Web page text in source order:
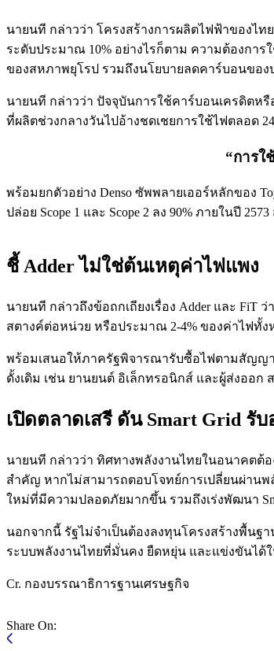
นายนที กล่าวว่า โครงสร้างการผลิตไฟฟ้าของไ
ระดับประมาณ 10% อย่างไรก็ตาม ความต้องกา
ของสหภาพยุโรป รวมถึงนโยบายลดคาร์บอนขอ
นายนที กล่าวว่า ปัจจุบันการใช้คาร์บอนเครดิตห
ที่ผลิตช่วงกลางวันไปอ้างชดเชยการใช้ไฟตลอด
“การใ
พร้อมยกตัวอย่าง Denso ซัพพลายเออร์หลักของ
ปล่อย Scope 1 และ Scope 2 ลง 90% ภายในปี
ชี้ Adder ไม่ใช่ต้นเหตุค่าไฟแพง
นายนที กล่าวถึงข้อถกเถียงเรื่อง Adder และ FiT
สตางค์ต่อหน่วย หรือประมาณ 2-4% ของค่าไฟทั้ง
พร้อมเสนอให้ภาครัฐพิจารณารับซื้อไฟตามสัญญาเ
ดั้งเดิม เช่น ยานยนต์ อิเล็กทรอนิกส์ และผู้ส่งออก
เปิดตลาดเสรี ดัน Smart Grid รั
นายนที กล่าวว่า ทิศทางพลังงานไทยในอนาคตต้อ
สำคัญ หากไม่สามารถตอบโจทย์การเปลี่ยนผ่านพ
ใหม่ที่มีความปลอดภัยมากขึ้น รวมถึงเร่งพัฒนา
นอกจากนี้ รัฐไม่จำเป็นต้องลงทุนโครงสร้างพื้นฐ
ระบบพลังงานไทยที่มั่นคง ยืดหยุ่น และแข่งขันได้
Cr. กองบรรณาธิการฐานเศรษฐกิจ
Share On: